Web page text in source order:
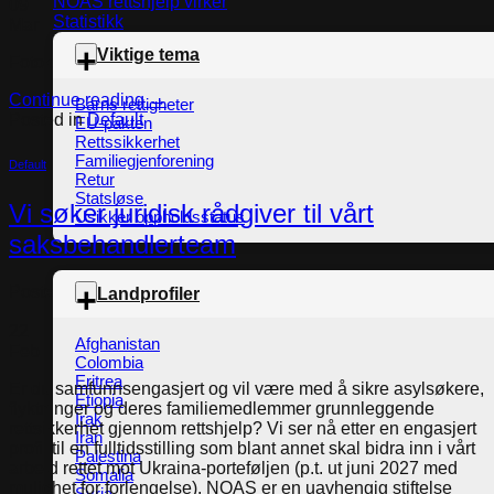
Statistikk
Viktige tema
Barns rettigheter
EU-pakten
Rettssikkerhet
Familiegjenforening
Retur
Statsløse
Usikker oppholdsstatus
Landprofiler
Afghanistan
Colombia
Eritrea
Etiopia
Irak
Iran
Palestina
Somalia
Fotokredit: IOM Norway
Continue reading→
Posted inDefault
Default
Vi søker juridisk rådgiver til vårt
saksbehandlerteam
Posted on 22. February 2026
Er du samfunnsengasjert og vil være med å sikre asylsøkere,
flyktninger og deres familiemedlemmer grunnleggende
rettsikkerhet gjennom rettshjelp? Vi ser nå etter en engasjert
profil til en fulltidsstilling som blant annet skal bidra inn i vårt
arbeid rettet mot Ukraina-porteføljen (p.t. ut juni 2027 med
mulighet for forlengelse). NOAS er en uavhengig stiftelse